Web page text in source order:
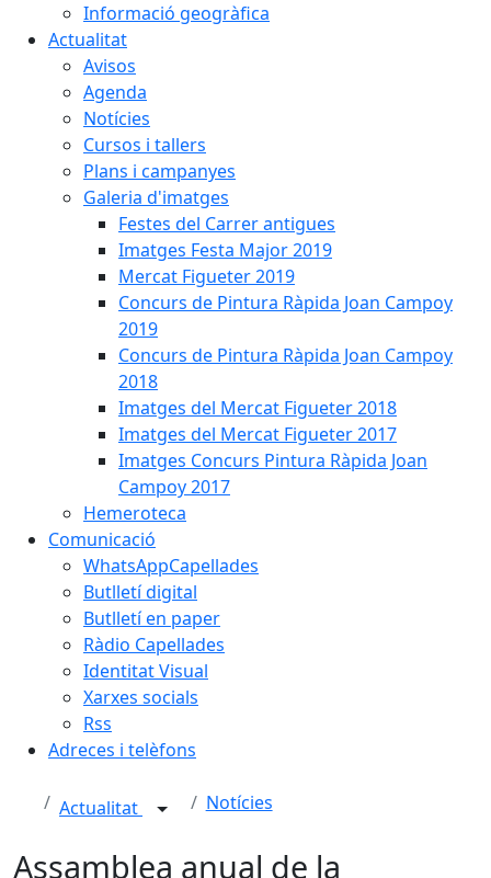
Informació geogràfica
Actualitat
Avisos
Agenda
Notícies
Cursos i tallers
Plans i campanyes
Galeria d'imatges
Festes del Carrer antigues
Imatges Festa Major 2019
Mercat Figueter 2019
Concurs de Pintura Ràpida Joan Campoy
2019
Concurs de Pintura Ràpida Joan Campoy
2018
Imatges del Mercat Figueter 2018
Imatges del Mercat Figueter 2017
Imatges Concurs Pintura Ràpida Joan
Campoy 2017
Hemeroteca
Comunicació
WhatsAppCapellades
Butlletí digital
Butlletí en paper
Ràdio Capellades
Identitat Visual
Xarxes socials
Rss
Adreces i telèfons
Actualitat Notícies
Assamblea anual de la